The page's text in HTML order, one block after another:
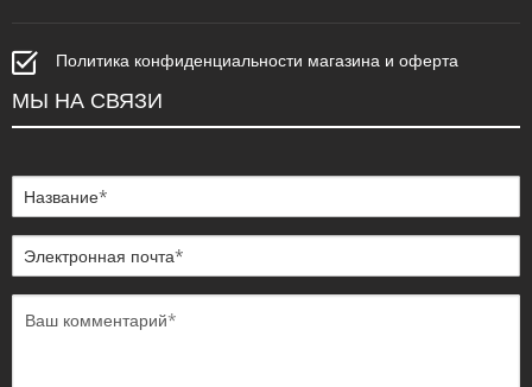
Политика конфиденциальности магазина и оферта
МЫ НА СВЯЗИ